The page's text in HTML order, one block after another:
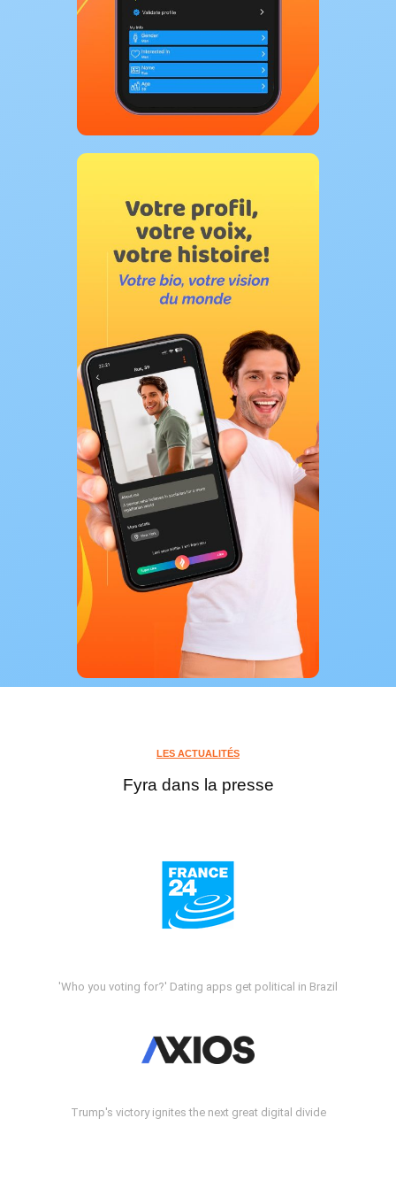
LES ACTUALITÉS
Fyra dans la presse
'Who you voting for?' Dating apps get political in Brazil
Trump's victory ignites the next great digital divide